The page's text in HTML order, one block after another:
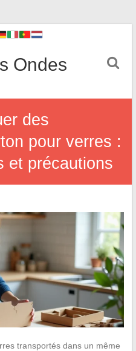
Ondes
des
pour verres :
et précautions
transportés dans un même